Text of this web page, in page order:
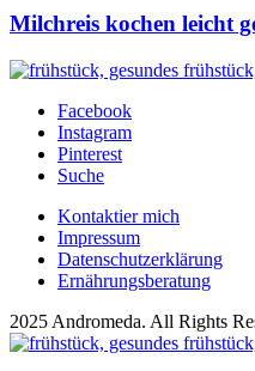
Milchreis kochen leicht
Facebook
Instagram
Pinterest
Suche
Kontaktier mich
Impressum
Datenschutzerklärung
Ernährungsberatung
2025 Andromeda. All Rights